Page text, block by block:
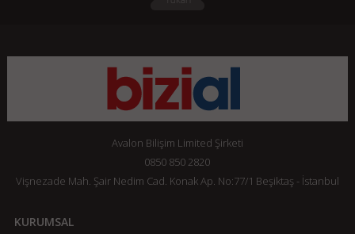
Avalon Bilişim Limited Şirketi
0850 850 2820
Vişnezade Mah. Şair Nedim Cad. Konak Ap. No:77/1 Beşiktaş - İstanbul
KURUMSAL